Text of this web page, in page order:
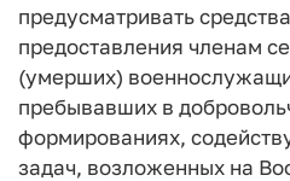
предусматривать
предоставления членам
(умерших)
пребывавших в
формированиях,
задач, возложенных на